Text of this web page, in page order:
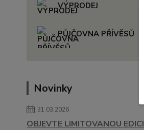
VÝPRODEJ
PŮJČOVNA PŘÍVĚSŮ
Novinky
31.03.2026
OBJEVTE LIMITOVANOU EDICI